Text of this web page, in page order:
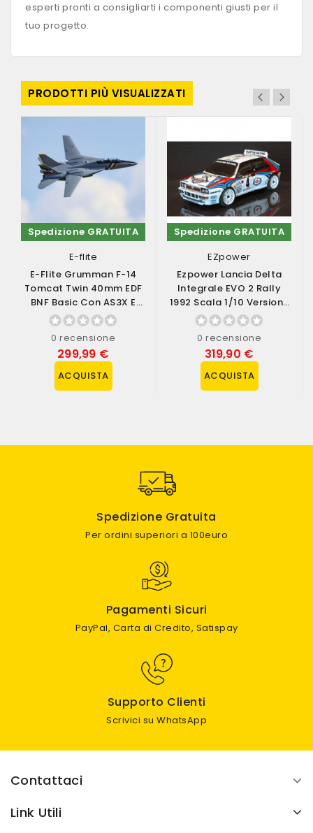
esperti pronti a consigliarti i componenti giusti per il
tuo progetto.
PRODOTTI PIÙ VISUALIZZATI
Spedizione GRATUITA
E-flite
E-Flite Grumman F-14
Tomcat Twin 40mm EDF
BNF Basic Con AS3X E
SAFE Select...
0 recensione
299,99 €
ACQUISTA
Spedizione GRATUITA
EZpower
Ezpower Lancia Delta
Integrale EVO 2 Rally
1992 Scala 1/10 Versione
RTR (art....
0 recensione
319,90 €
ACQUISTA
Spedizione Gratuita
Per ordini superiori a 100euro
Pagamenti Sicuri
PayPal, Carta di Credito, Satispay
Supporto Clienti
Scrivici su WhatsApp
Contattaci
Link Utili